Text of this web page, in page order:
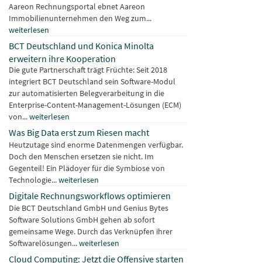
Aareon Rechnungsportal ebnet Aareon
Immobilienunternehmen den Weg zum...
weiterlesen
BCT Deutschland und Konica Minolta
erweitern ihre Kooperation
Die gute Partnerschaft trägt Früchte: Seit 2018
integriert BCT Deutschland sein Software-Modul
zur automatisierten Belegverarbeitung in die
Enterprise-Content-Management-Lösungen (ECM)
von...weiterlesen
Was Big Data erst zum Riesen macht
Heutzutage sind enorme Datenmengen verfügbar.
Doch den Menschen ersetzen sie nicht. Im
Gegenteil! Ein Plädoyer für die Symbiose von
Technologie...weiterlesen
Digitale Rechnungsworkflows optimieren
Die BCT Deutschland GmbH und Genius Bytes
Software Solutions GmbH gehen ab sofort
gemeinsame Wege. Durch das Verknüpfen ihrer
Softwarelösungen...weiterlesen
Cloud Computing: Jetzt die Offensive starten